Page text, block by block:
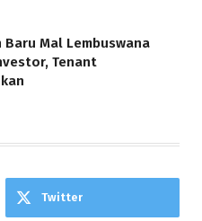
Baru Mal Lembuswana
Tenant
Twitter